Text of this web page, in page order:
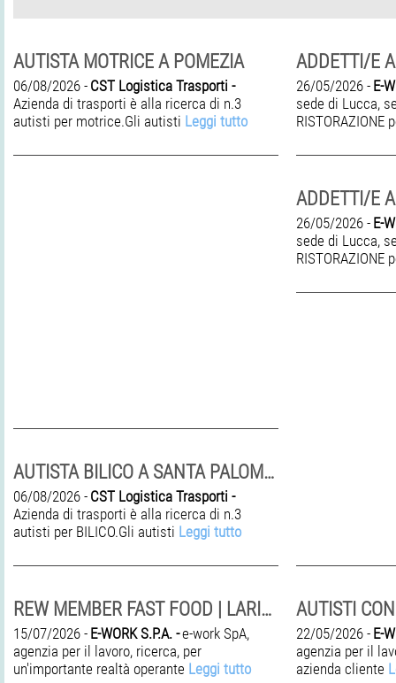
AUTISTA MOTRICE A POMEZIA
06/08/2026 - CST Logistica Trasporti -
Azienda di trasporti è alla ricerca di n.3
autisti per motrice.Gli autisti Leggi tutto
AUTISTA BILICO A SANTA PALOMBA
06/08/2026 - CST Logistica Trasporti -
Azienda di trasporti è alla ricerca di n.3
autisti per BILICO.Gli autisti Leggi tutto
REW MEMBER FAST FOOD | LARIANO (RM)
15/07/2026 - E-WORK S.P.A. -e-work SpA,
agenzia per il lavoro, ricerca, per
un'importante realtà operante Leggi tutto
ADDETTI/E
26/05/2026 - E-
sede di Lucca,
RISTORAZIONE
ADDETTI/E
26/05/2026 - E-
sede di Lucca,
RISTORAZIONE
22/05/2026 - E-
agenzia per il
azienda cliente